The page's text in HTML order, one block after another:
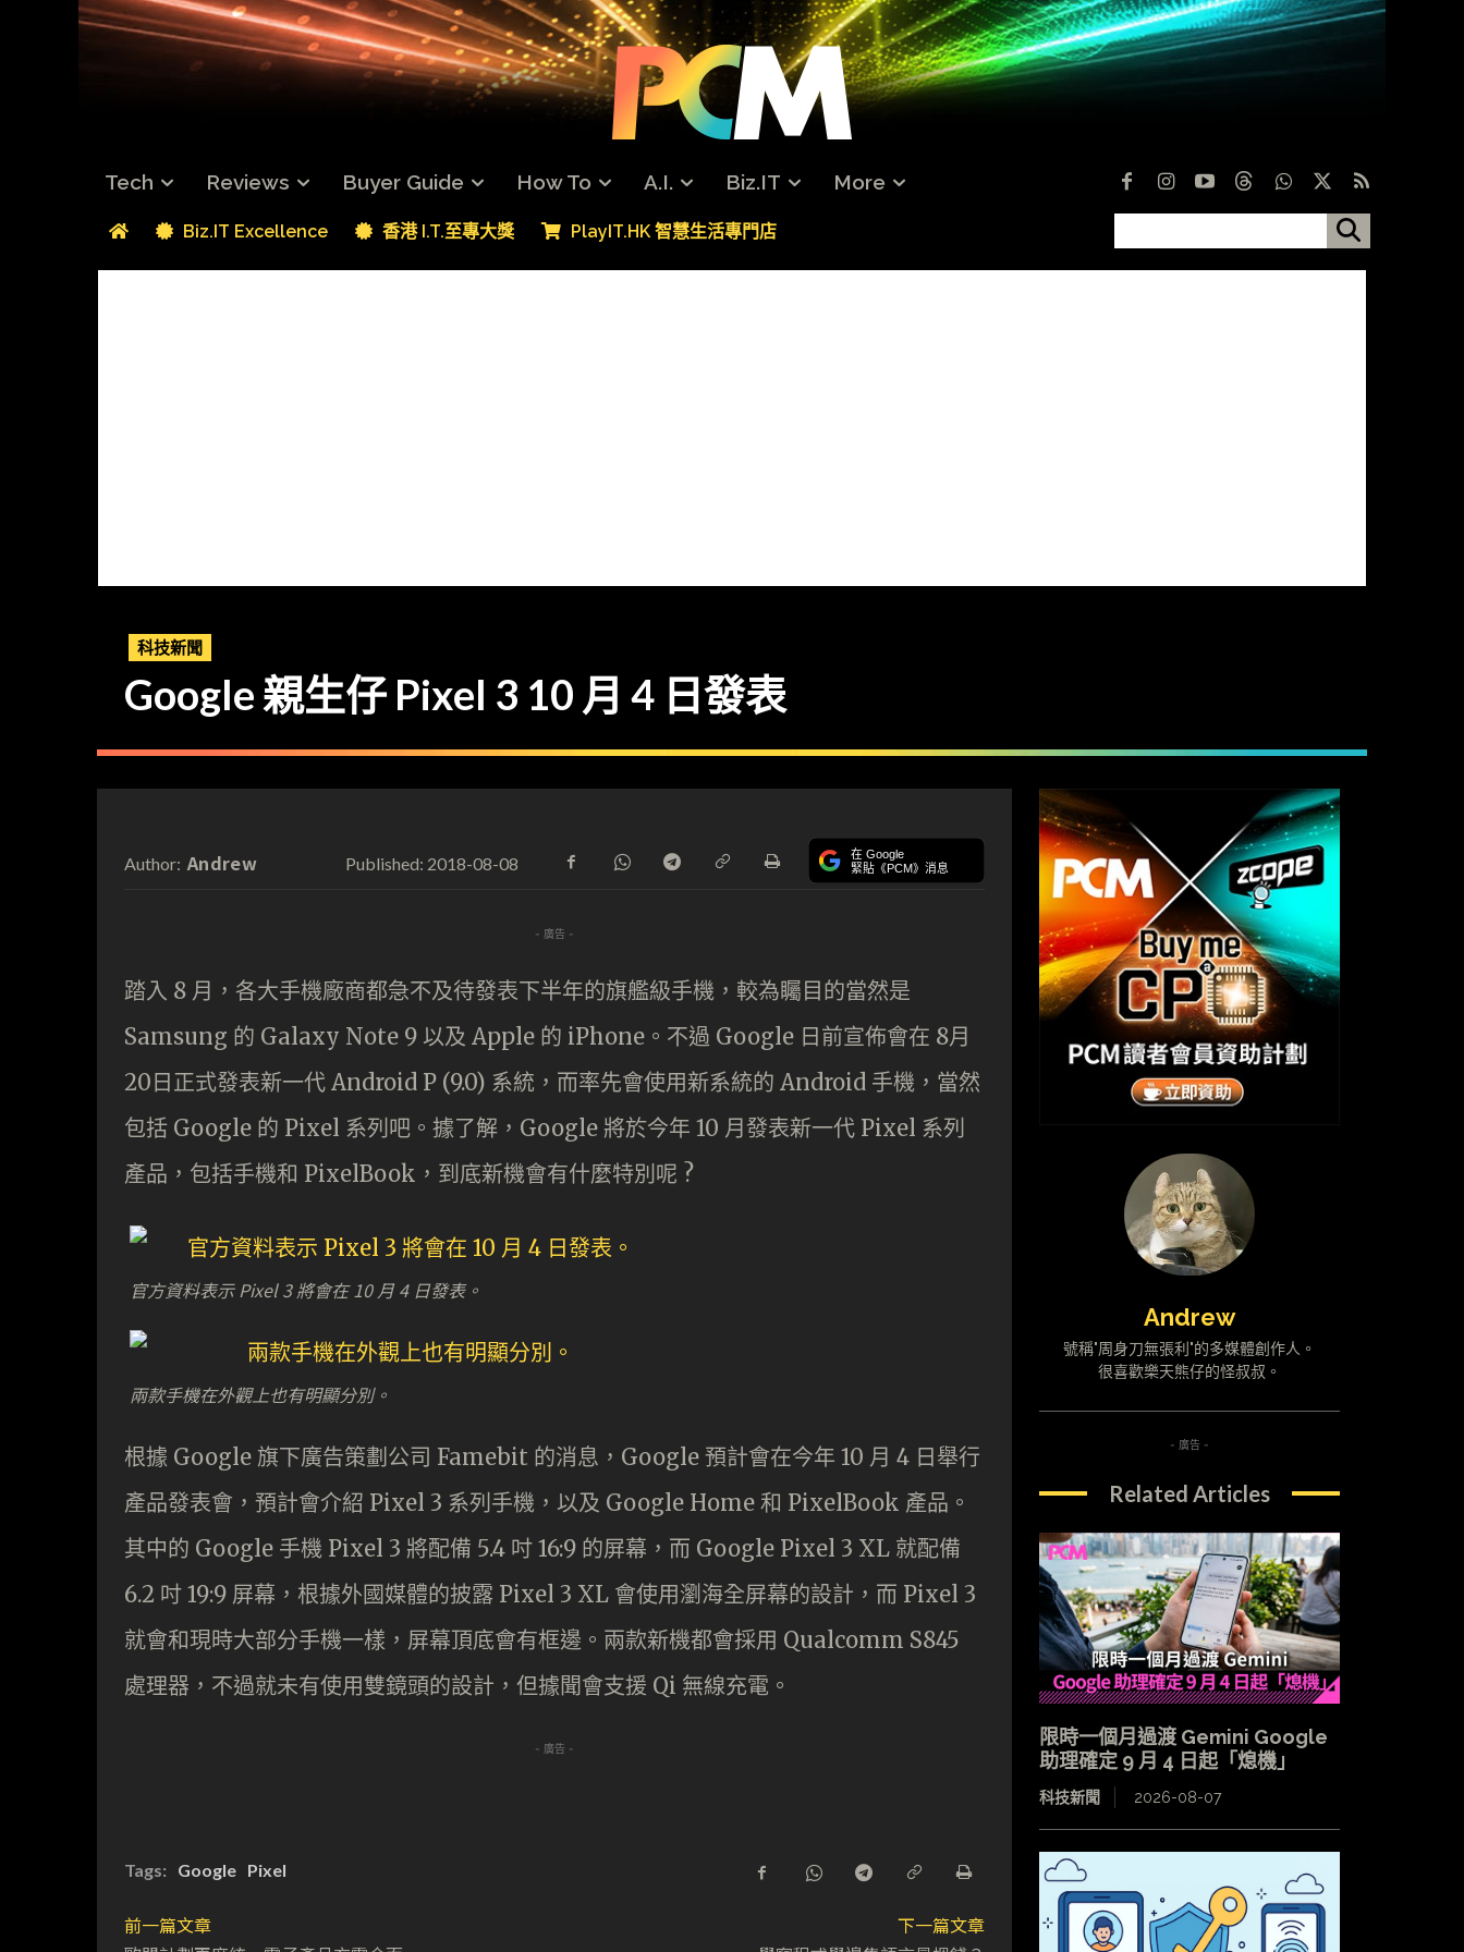
Tech Reviews Buyer Guide How To A.I. Biz.IT More
Biz.IT Excellence 香港 I.T.至專大獎 PlayIT.HK 智慧生活專門店
科技新聞
Google 親生仔 Pixel 3 10 月 4 日發表
Author: Andrew Published: 2018-08-08 在 Google
緊貼《PCM》消息
- 廣告 -
踏入 8 月，各大手機廠商都急不及待發表下半年的旗艦級手機，較為矚目的當然是
Samsung 的 Galaxy Note 9 以及 Apple 的 iPhone。不過 Google 日前宣佈會在 8月
20日正式發表新一代 Android P (9.0) 系統，而率先會使用新系統的 Android 手機，當然
包括 Google 的 Pixel 系列吧。據了解，Google 將於今年 10 月發表新一代 Pixel 系列
產品，包括手機和 PixelBook，到底新機會有什麼特別呢 ?
官方資料表示 Pixel 3 將會在 10 月 4 日發表。
兩款手機在外觀上也有明顯分別。
根據 Google 旗下廣告策劃公司 Famebit 的消息，Google 預計會在今年 10 月 4 日舉行
產品發表會，預計會介紹 Pixel 3 系列手機，以及 Google Home 和 PixelBook 產品。
其中的 Google 手機 Pixel 3 將配備 5.4 吋 16:9 的屏幕，而 Google Pixel 3 XL 就配備
6.2 吋 19:9 屏幕，根據外國媒體的披露 Pixel 3 XL 會使用瀏海全屏幕的設計，而 Pixel 3
就會和現時大部分手機一樣，屏幕頂底會有框邊。兩款新機都會採用 Qualcomm S845
處理器，不過就未有使用雙鏡頭的設計，但據聞會支援 Qi 無線充電。
- 廣告 -
Tags: Google Pixel
前一篇文章
下一篇文章
Andrew
號稱"周身刀無張利"的多媒體創作人。
很喜歡樂天熊仔的怪叔叔。
- 廣告 -
Related Articles
限時一個月過渡 Gemini Google
助理確定 9 月 4 日起「熄機」
科技新聞 2026-08-07